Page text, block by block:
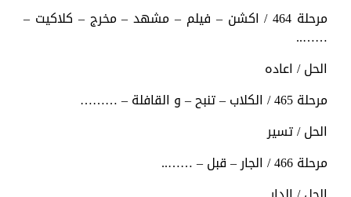
مرحلة 464 / اكشن – فيلم – مشهد – مخرج – كلاكيت –
……..
الحل / اعاده
مرحلة 465 / الكلاب – تنبح – و القافلة – ………
الحل / تسير
مرحلة 466 / الجار – قبل – ……..